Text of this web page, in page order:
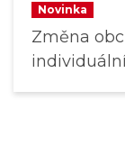
Novinka
Změna